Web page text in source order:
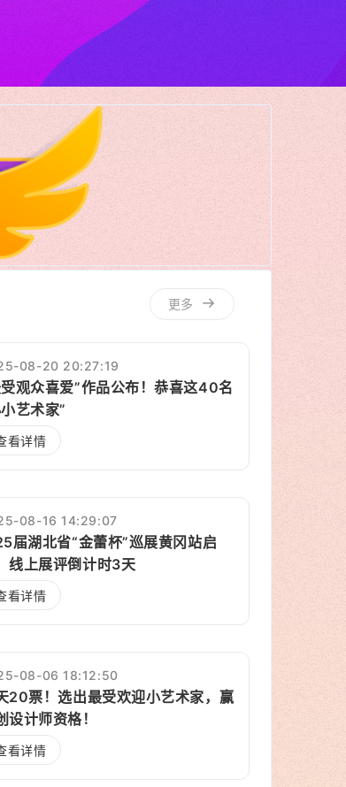
更多
08-20 20:27:19
观众喜爱”作品公布！恭喜这40名
艺术家”
看详情
08-16 14:29:07
届湖北省“金蕾杯”巡展黄冈站启
线上展评倒计时3天
看详情
08-06 18:12:50
20票！选出最受欢迎小艺术家，赢
设计师资格！
看详情